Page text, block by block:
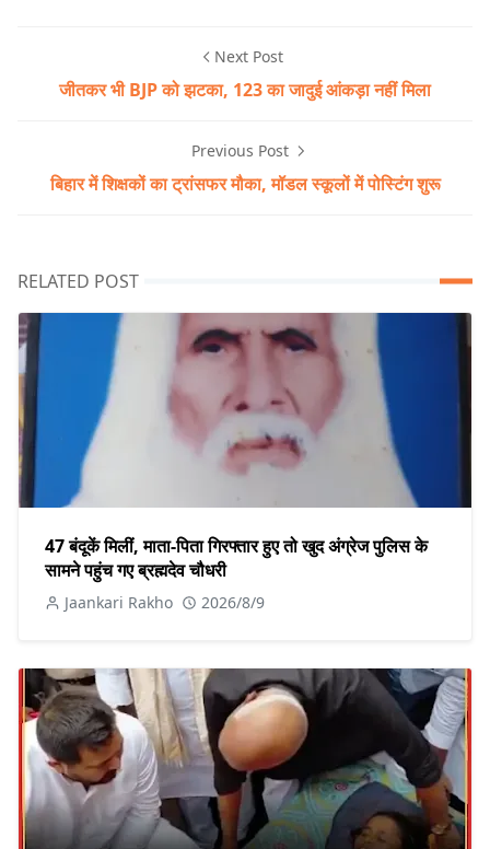
Next Post
जीतकर भी BJP को झटका, 123 का जादुई आंकड़ा नहीं मिला
Previous Post
बिहार में शिक्षकों का ट्रांसफर मौका, मॉडल स्कूलों में पोस्टिंग शुरू
RELATED POST
47 बंदूकें मिलीं, माता-पिता गिरफ्तार हुए तो खुद अंग्रेज पुलिस के
सामने पहुंच गए ब्रह्मदेव चौधरी
Jaankari Rakho 2026/8/9